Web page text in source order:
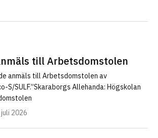
till Arbetsdomstolen
anmäls till Arbetsdomstolen av
S/SULF.”Skaraborgs Allehanda: Högskolan
juli 2026